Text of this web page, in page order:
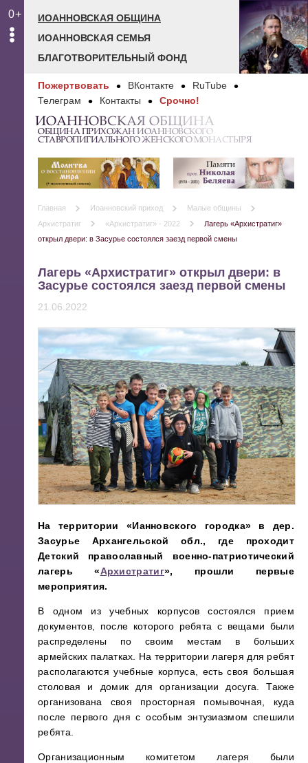
0+
ИОАННОВСКАЯ ОБЩИНА
ИОАННОВСКАЯ СЕМЬЯ
БЛАГОТВОРИТЕЛЬНЫЙ ФОНД
Пожертвовать ВКонтакте
RuTube
Телеграм
Контакты Срочно!
ИОАННОВСКАЯ ОБЩИНА
ОБЩИНА ПРИХОЖАН ИОАННОВСКОГО
СТАВРОПИГИАЛЬНОГО ЖЕНСКОГО МОНАСТЫРЯ
Главная Иоанновский приход
Малые общины
Архистратиг
«Архистратиг» - 2022
Лагерь «Архистратиг»
открыл двери: в Засурье состоялся заезд первой смены
Лагерь «Архистратиг» открыл двери: в
Засурье состоялся заезд первой смены
21.06.2022
На территории «Ианновского городка» в дер.
Засурье Архангельской обл., где проходит
Детский православный военно-патриотический
лагерь «Архистратиг», прошли первые
мероприятия.
В одном из учебных корпусов состоялся прием
документов, после которого ребята с вещами были
распределены по своим местам в больших
армейских палатках. На территории лагеря для ребят
располагаются учебные корпуса, есть своя большая
столовая и домик для организации досуга. Также
организована своя просторная помывочная, куда
после первого дня с особым энтузиазмом спешили
ребята.
Организационным комитетом лагеря были